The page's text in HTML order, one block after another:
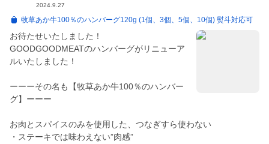
2024.9.27
牧草あか牛100％のハンバーグ120g (1個、3個、5個、10個) 熨斗対応可
お待たせいたしました！
GOODGOODMEATのハンバーグがリニューア
ルいたしました！
ーーーその名も【牧草あか牛100％のハンバー
グ】ーーー
お肉とスパイスのみを使用した、つなぎすら使わない
・ステーキでは味わえない”肉感”